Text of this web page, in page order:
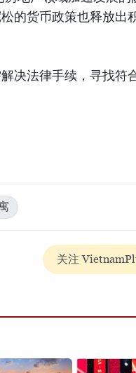
的货币政策也释放出
决法律手续，寻找符
关注